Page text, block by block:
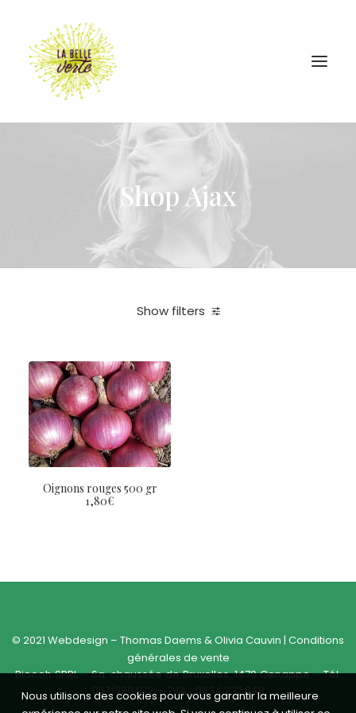
Shop Ajax
Show filters
Oignons rouges 500 gr
1,80€
© 2021 Webdesign – Thomas Daems &Olivia Cauvin | Conditions
générales de vente
Bioooh SPRL – 6a, chaussée de Bruxelles, 1470 Genappe – Tél.
067/780402 – TVA : 0834.272.848
Nous utilisons des cookies pour vous garantir la meilleure